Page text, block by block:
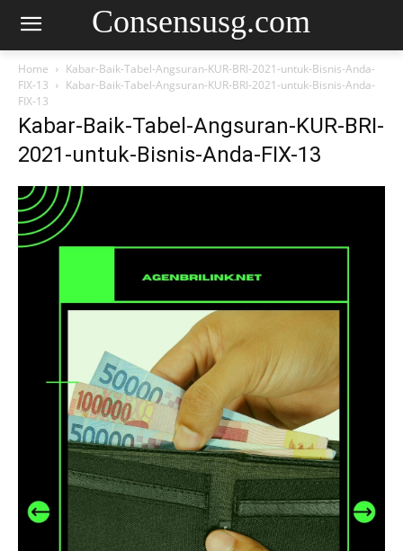
Consensusg.com
Home
Kabar-Baik-Tabel-Angsuran-KUR-BRI-2021-untuk-Bisnis-Anda-
FIX-13
Kabar-Baik-Tabel-Angsuran-KUR-BRI-2021-untuk-Bisnis-Anda-
FIX-13
Kabar-Baik-Tabel-Angsuran-KUR-BRI-
2021-untuk-Bisnis-Anda-FIX-13